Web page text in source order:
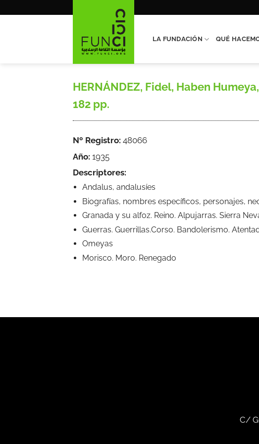
LA FUNDACIÓN QUÉ
HERNÁNDEZ, Fidel, Haben
182 pp.
Nº Registro: 48066
Año: 1935
Descriptores:
Andalus, andalusíes
Biografías, nombres específicos, personajes,
Granada y su alfoz. Reino. Alpujarras. Sierra
Guerras. Guerrillas.Corso. Bandolerismo.
Omeyas
Morisco. Moro. Renegado
C/